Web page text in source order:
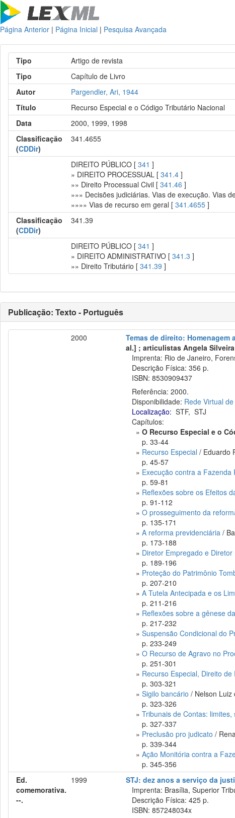
Página Anterior | Página Inicial | Pesquisa Avançada
Tipo
Artigo de revista
Tipo
Capítulo de Livro
Autor
Pargendler, Ari, 1944
Título
Recurso Especial e o Código Tributário Nacional
Data
2000, 1999, 1998
Classificação
(CDDir)
341.4655
DIREITO PÚBLICO [341 ]
» DIREITO PROCESSUAL [341.4 ]
»» Direito Processual Civil [341.46 ]
»»» Decisões judiciárias. Vias de execução. Vias
»»»» Vias de recurso em geral [341.4655 ]
Classificação
(CDDir)
341.39
DIREITO PÚBLICO [341 ]
» DIREITO ADMINISTRATIVO [341.3 ]
»» Direito Tributário [341.39 ]
Publicação: Texto - Português
2000 Temas de direito: Homenagem
al.] ; articulistas Angela
Imprenta: Rio de Janeiro,
Descrição Física: 356 p.
ISBN: 8530909437
Referência: 2000.
Disponibilidade: Rede Virtual
Localização: STF,STJ
Capítulos:
»O Recurso Especial e o
p. 33-44
» Recurso Especial / Eduardo
p. 45-57
» Execução contra a Fazenda
p. 59-81
» Reflexões sobre os Efeitos
p. 91-112
»O prosseguimento da
p. 135-171
»A reforma previdenciária /
p. 173-188
» Diretor Empregado e
p. 189-196
» Proteção do Patrimônio
p. 207-210
»A Tutela Antecipada e os
p. 211-216
» Reflexões sobre a gênese
p. 217-232
»Suspensão Condicional do
p. 233-249
»O Recurso de Agravo no
p. 251-301
» Recurso Especial, Direito
p. 303-321
»Sigilo bancário / Nelson Luiz
p. 323-326
»Tribunais de Contas:
p. 327-337
» Preclusão pro judicato /
p. 339-344
»Ação Monitória contra a
p. 345-356
Ed.
comemorativa.
--.
1999
STJ: dez anos a serviço da
Imprenta: Brasília, Superior
Descrição Física: 425 p.
ISBN: 857248034x